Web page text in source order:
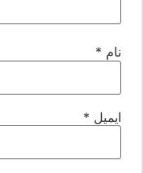
*